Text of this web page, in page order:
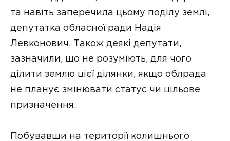
та навіть заперечила цьому поділу землі,
депутатка обласної ради Надія
Левконович. Також деякі депутати,
зазначили, що не розуміють, для чого
ділити землю цієї ділянки, якщо облрада
не планує змінювати статус чи цільове
призначення.
Побувавши на території колишнього